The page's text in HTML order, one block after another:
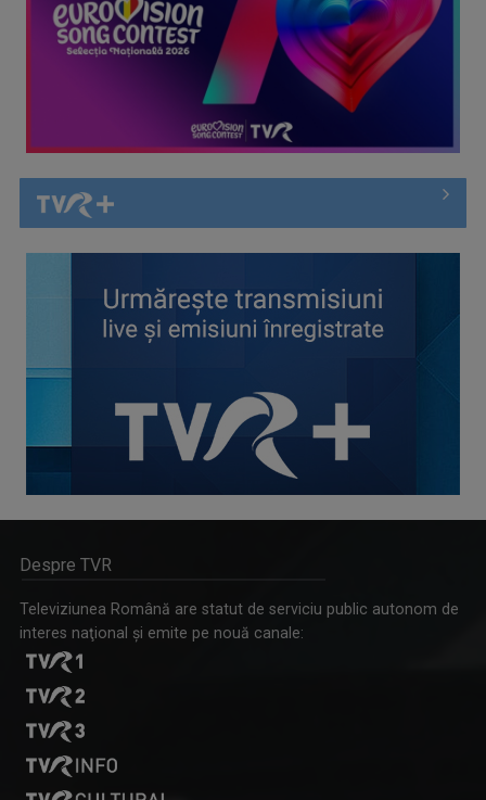
Despre TVR
Televiziunea Română are statut de serviciu public autonom de
interes naţional şi emite pe nouă canale: